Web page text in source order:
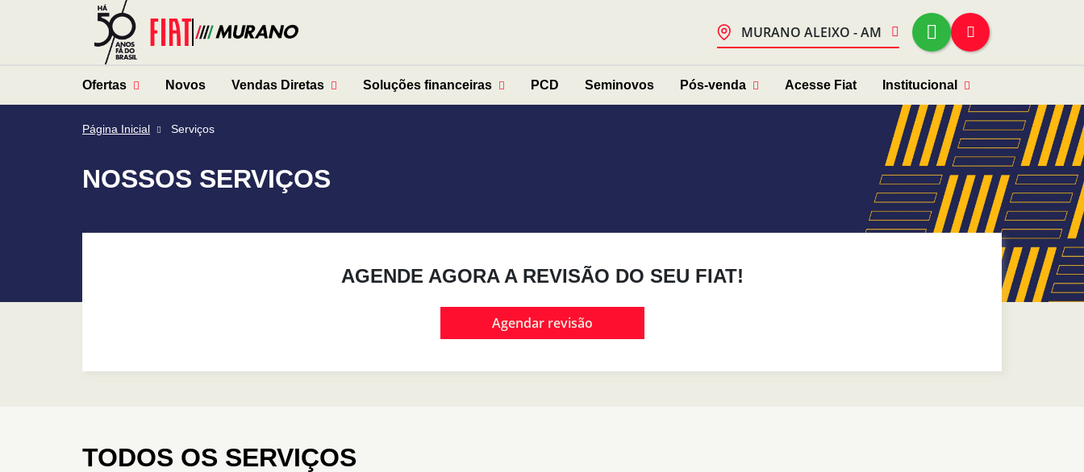
MURANO ALEIXO - AM
Ofertas Novos Vendas Diretas Soluções financeiras PCD Seminovos Pós-venda Acesse Fiat Institucional
Página Inicial Serviços
NOSSOS SERVIÇOS
AGENDE AGORA A REVISÃO DO SEU FIAT!
Agendar revisão
TODOS OS SERVIÇOS